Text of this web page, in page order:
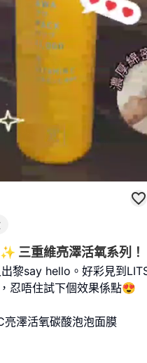
100.00%
三重維亮澤活氧系列！
黎say hello。好彩見到
忍唔住試下個效果係點😍
澤活氧碳酸泡泡面膜